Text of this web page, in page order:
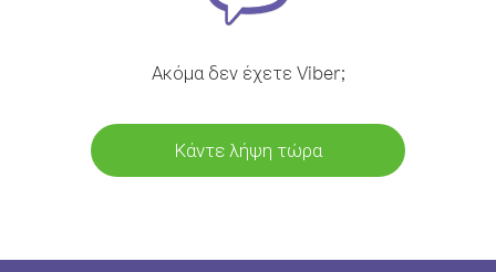
Ακόμα δεν έχετε Viber;
Κάντε λήψη τώρα